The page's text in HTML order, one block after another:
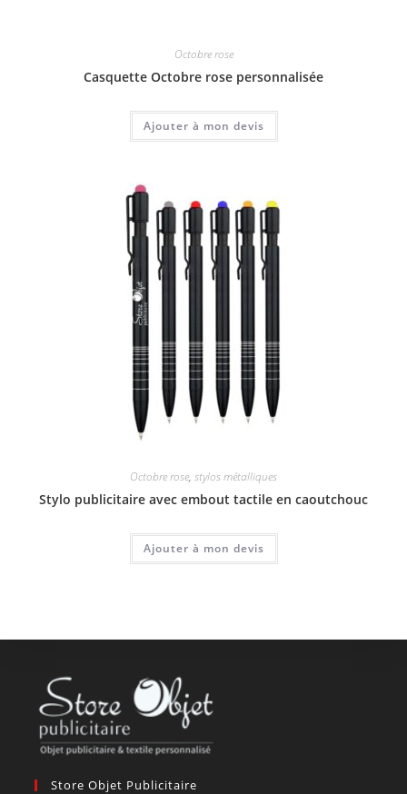
Octobre rose
Casquette Octobre rose personnalisée
Ajouter à mon devis
Octobre rose, stylos métalliques
Stylo publicitaire avec embout tactile en caoutchouc
Ajouter à mon devis
Store Objet Publicitaire